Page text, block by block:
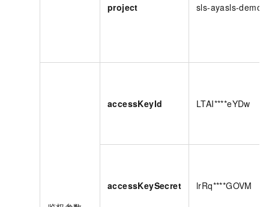
project sls-ayasls-demo
accessKeyId LTAI****eYDw
accessKeySecret lrRq****GOVM